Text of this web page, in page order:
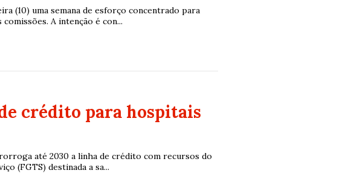
(10) uma semana de esforço concentrado para
A intenção é con...
crédito para hospitais
até 2030 a linha de crédito com recursos do
(FGTS) destinada a sa...